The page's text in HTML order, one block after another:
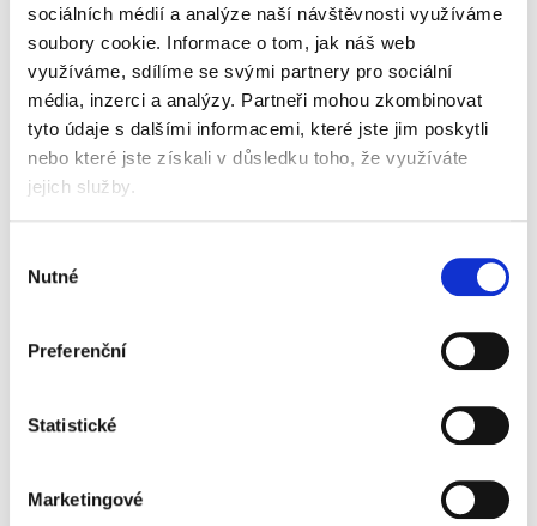
sociálních médií a analýze naší návštěvnosti využíváme
soubory cookie. Informace o tom, jak náš web
využíváme, sdílíme se svými partnery pro sociální
média, inzerci a analýzy. Partneři mohou zkombinovat
tyto údaje s dalšími informacemi, které jste jim poskytli
nebo které jste získali v důsledku toho, že využíváte
jejich služby.
souhlasu
Nutné
Preferenční
Statistické
Marketingové
čisticí prostředek
na okna, zrcadla a jiné skleněné povrchy